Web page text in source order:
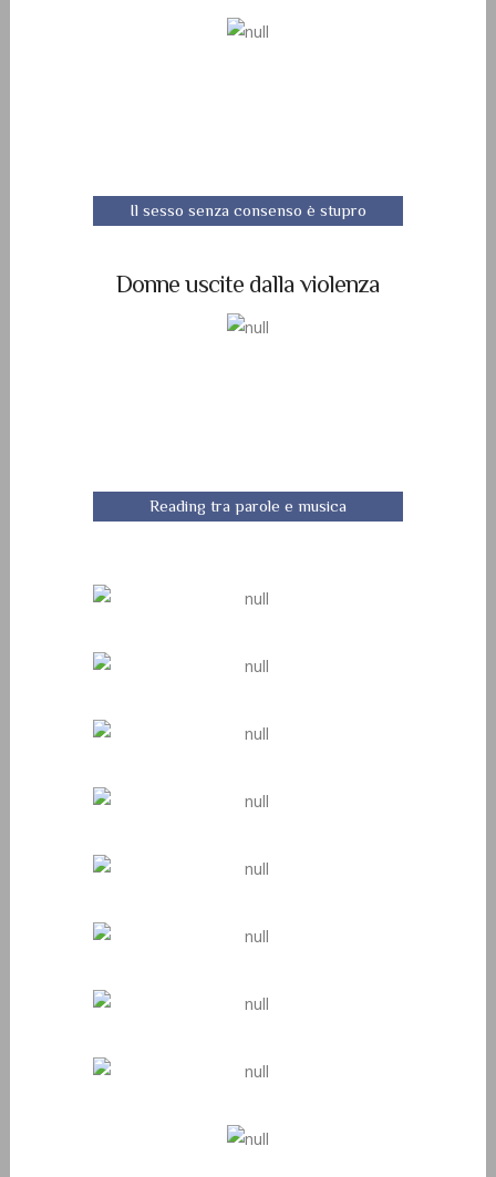
Il sesso senza consenso è stupro
Donne uscite dalla violenza
Reading tra parole e musica
L'Ospedale Cardinal Massaia
L'Orecchio di Venere e lo
L'ammonimento del questore
Iter veloce per le denunce
Il Consultorio familiare
Le funzioni socio assistenziali
Libere dalla tratta